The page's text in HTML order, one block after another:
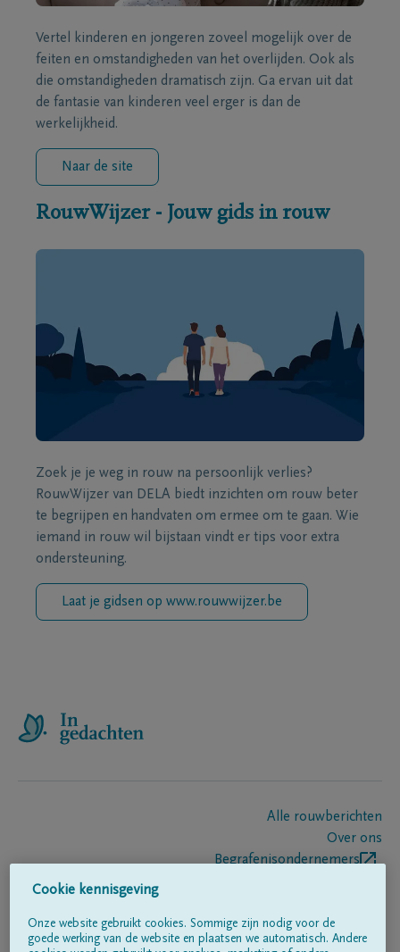
Vertel kinderen en jongeren zoveel mogelijk over de
feiten en omstandigheden van het overlijden. Ook als
die omstandigheden dramatisch zijn. Ga ervan uit dat
de fantasie van kinderen veel erger is dan de
werkelijkheid.
Naar de site
RouwWijzer - Jouw gids in rouw
Zoek je je weg in rouw na persoonlijk verlies?
RouwWijzer van DELA biedt inzichten om rouw beter
te begrijpen en handvaten om ermee om te gaan. Wie
iemand in rouw wil bijstaan vindt er tips voor extra
ondersteuning.
Laat je gidsen op www.rouwwijzer.be
Alle rouwberichten
Over ons
Begrafenisondernemers
Volg ons op
Cookie kennisgeving
Onze website gebruikt cookies. Sommige zijn nodig voor de
goede werking van de website en plaatsen we automatisch. Andere